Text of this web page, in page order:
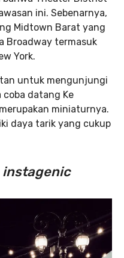
ini. Sebenarnya,
Midtown Barat yang
Broadway termasuk
York.
untuk mengunjungi
coba datang Ke
miniaturnya.
daya tarik yang cukup
instagenic